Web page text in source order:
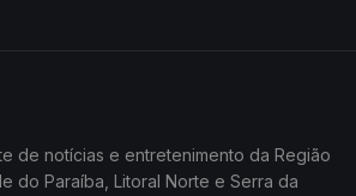
de notícias e entretenimento da Região
do Paraíba, Litoral Norte e Serra da